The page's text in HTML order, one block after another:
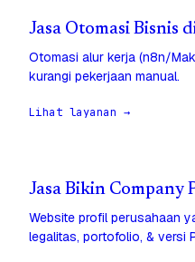
Jasa Otomasi Bisnis
Otomasi alur kerja (n8n/
kurangi pekerjaan manual.
Lihat layanan →
Jasa Bikin Company
Website profil perusahaan
legalitas, portofolio, & versi